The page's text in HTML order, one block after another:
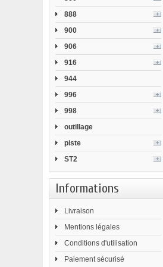
888
900
906
916
944
996
998
outillage
piste
ST2
Informations
Livraison
Mentions légales
Conditions d'utilisation
Paiement sécurisé